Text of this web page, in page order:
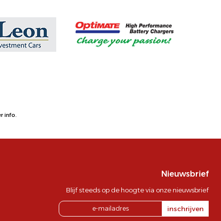
info.
Nieuwsbrief
Blijf steeds op de hoogte via onze nieuwsbrief
inschrijven